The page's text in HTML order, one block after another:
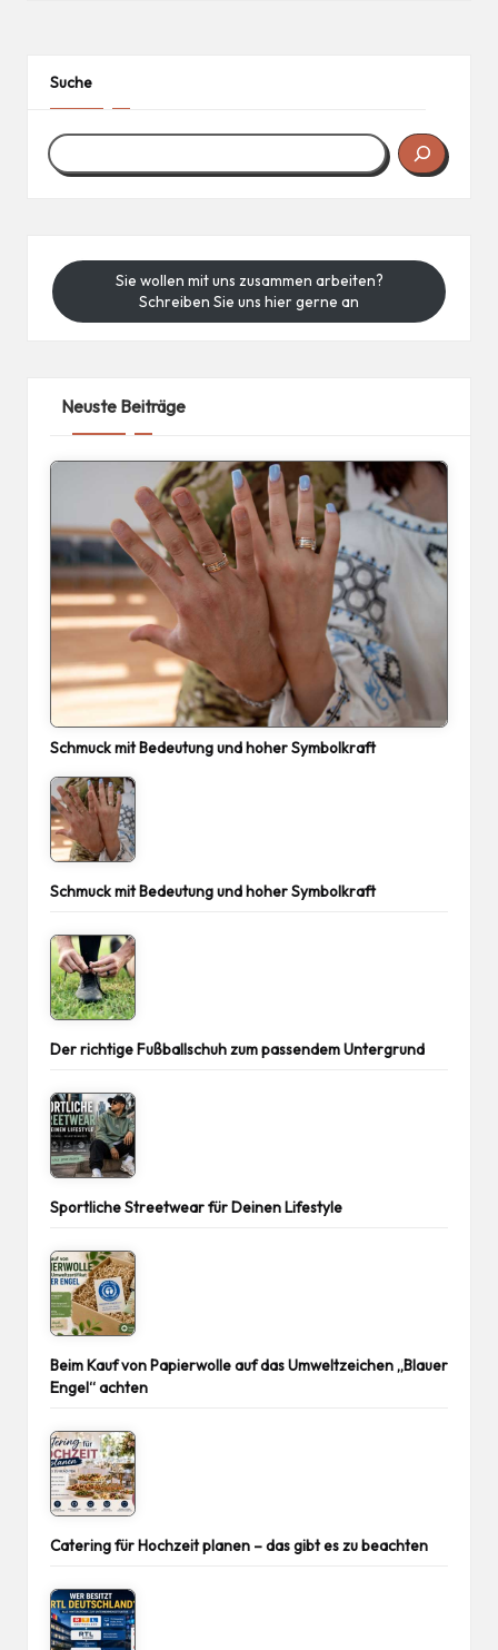
Suche
Sie wollen mit uns zusammen arbeiten?
Schreiben Sie uns hier gerne an
Neuste Beiträge
Schmuck mit Bedeutung und hoher Symbolkraft
Schmuck mit Bedeutung und hoher Symbolkraft
Der richtige Fußballschuh zum passendem Untergrund
Sportliche Streetwear für Deinen Lifestyle
Beim Kauf von Papierwolle auf das Umweltzeichen „Blauer
Engel“ achten
Catering für Hochzeit planen – das gibt es zu beachten